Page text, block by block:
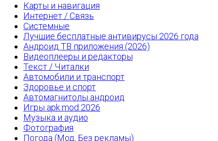
Карты и навигация
Интернет / Связь
Системные
Лучшие бесплатные антивирусы 2026 года
Андроид ТВ приложения (2026)
Видеоплееры и редакторы
Текст / Читалки
Автомобили и транспорт
Здоровье и спорт
Автомагнитолы андроид
Игры apk mod 2026
Музыка и аудио
Фотография
Погода (Мод, Без рекламы)